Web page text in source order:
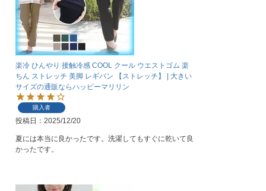
楽冷 ひんやり 接触冷感 COOL クール ウエストゴム 楽
ちん ストレッチ 美脚 レギパン 【ストレッチ】 | 大きい
サイズの通販ならハッピーマリリン
購入者
投稿日 2025/12/20
夏には本当に良かったです。洗濯してもすぐに乾いて良
かったです。